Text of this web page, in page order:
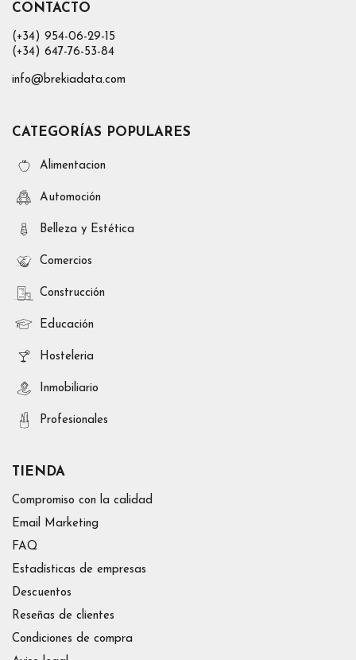
CONTACTO
(+34) 954-06-29-15
(+34) 647-76-53-84
info@brekiadata.com
CATEGORÍAS POPULARES
Alimentacion
Automoción
Belleza y Estética
Comercios
Construcción
Educación
Hosteleria
Inmobiliario
Profesionales
TIENDA
Compromiso con la calidad
Email Marketing
FAQ
Estadísticas de empresas
Descuentos
Reseñas de clientes
Condiciones de compra